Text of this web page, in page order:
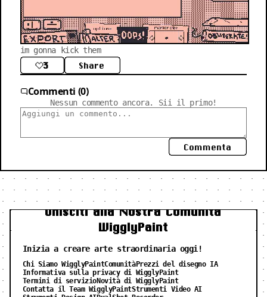
im gonna kick them
3 Share
Commenti (0)
Nessun commento ancora. Sii il primo!
Commenta
Unisciti alla Nostra Comunità
WigglyPaint
Inizia a creare arte straordinaria oggi!
Chi Siamo WigglyPaintComunitàPrezzi del disegno IA
Informativa sulla privacy di WigglyPaint
Termini di servizioNovità di WigglyPaint
Contatta il Team WigglyPaintStrumenti Video AI